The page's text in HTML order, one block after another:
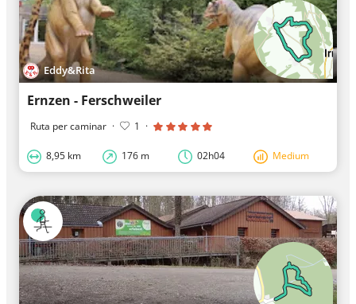
Eddy&Rita
Ernzen - Ferschweiler
Ruta per caminar · 1 ·
8,95 km 176 m 02h04 Medium